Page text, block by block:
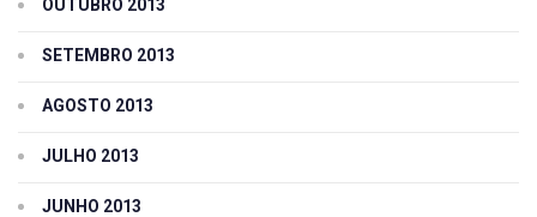
OUTUBRO 2013
SETEMBRO 2013
AGOSTO 2013
JULHO 2013
JUNHO 2013